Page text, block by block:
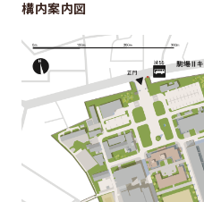
構内案内図